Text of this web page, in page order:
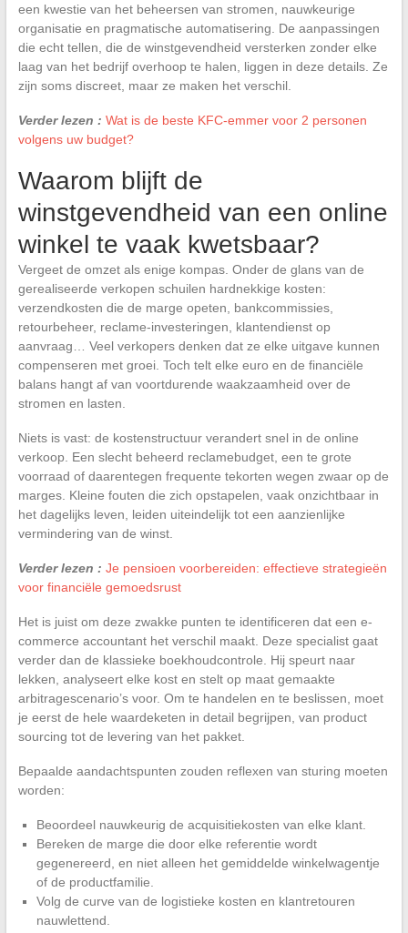
een kwestie van het beheersen van stromen, nauwkeurige
organisatie en pragmatische automatisering. De aanpassingen
die echt tellen, die de winstgevendheid versterken zonder elke
laag van het bedrijf overhoop te halen, liggen in deze details. Ze
zijn soms discreet, maar ze maken het verschil.
Verder lezen : Wat is de beste KFC-emmer voor 2 personen
volgens uw budget?
Waarom blijft de
winstgevendheid van een online
winkel te vaak kwetsbaar?
Vergeet de omzet als enige kompas. Onder de glans van de
gerealiseerde verkopen schuilen hardnekkige kosten:
verzendkosten die de marge opeten, bankcommissies,
retourbeheer, reclame-investeringen, klantendienst op
aanvraag… Veel verkopers denken dat ze elke uitgave kunnen
compenseren met groei. Toch telt elke euro en de financiële
balans hangt af van voortdurende waakzaamheid over de
stromen en lasten.
Niets is vast: de kostenstructuur verandert snel in de online
verkoop. Een slecht beheerd reclamebudget, een te grote
voorraad of daarentegen frequente tekorten wegen zwaar op de
marges. Kleine fouten die zich opstapelen, vaak onzichtbaar in
het dagelijks leven, leiden uiteindelijk tot een aanzienlijke
vermindering van de winst.
Verder lezen : Je pensioen voorbereiden: effectieve strategieën
voor financiële gemoedsrust
Het is juist om deze zwakke punten te identificeren dat een e-
commerce accountant het verschil maakt. Deze specialist gaat
verder dan de klassieke boekhoudcontrole. Hij speurt naar
lekken, analyseert elke kost en stelt op maat gemaakte
arbitragescenario’s voor. Om te handelen en te beslissen, moet
je eerst de hele waardeketen in detail begrijpen, van product
sourcing tot de levering van het pakket.
Bepaalde aandachtspunten zouden reflexen van sturing moeten
worden:
Beoordeel nauwkeurig de acquisitiekosten van elke klant.
Bereken de marge die door elke referentie wordt
gegenereerd, en niet alleen het gemiddelde winkelwagentje
of de productfamilie.
Volg de curve van de logistieke kosten en klantretouren
nauwlettend.